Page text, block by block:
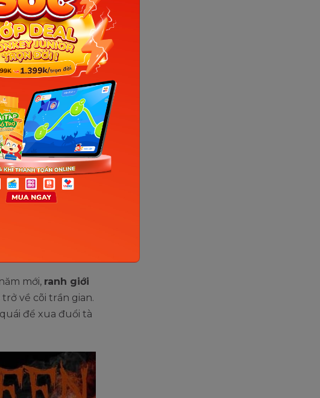
ngày
và ý nghĩa của
thể tìm hiểu
đã
dân tộc Celt,
Pháp.
mới, ranh giới
về cõi trần gian.
để xua đuổi tà